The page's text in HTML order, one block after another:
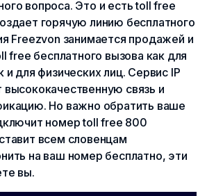
вопроса. Это и есть toll free
горячую линию бесплатного
Freezvon занимается продажей и
free бесплатного вызова как для
и для физических лиц. Сервис IP
связь и
Но важно обратить ваше
номер toll free 800
всем словенцам
на ваш номер бесплатно, эти
вы.